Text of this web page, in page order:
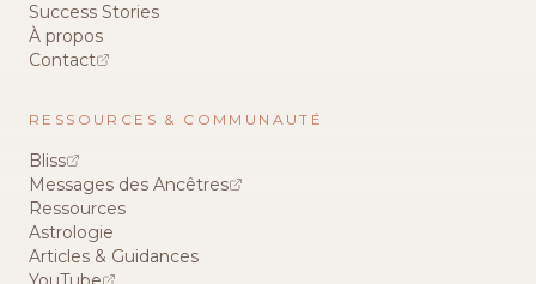
Success Stories
À propos
Contact
RESSOURCES & COMMUNAUTÉ
Bliss
Messages des Ancêtres
Ressources
Astrologie
Articles & Guidances